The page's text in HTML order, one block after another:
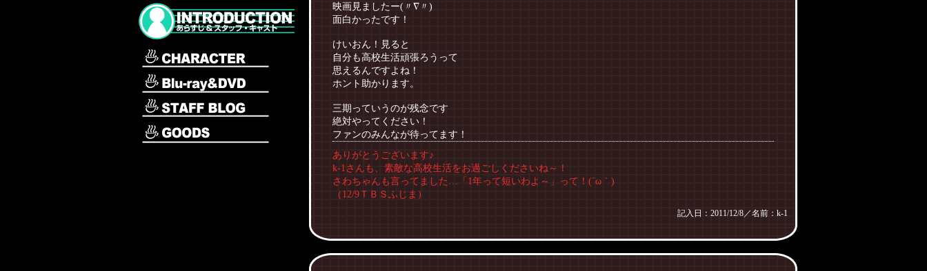
映画見ましたー(〃∇〃)
面白かったです！
けいおん！見ると
自分も高校生活頑張ろうって
思えるんですよね！
ホント助かります。
三期っていうのが残念です
絶対やってください！
ファンのみんなが待ってます！
ありがとうございます♪
k-1さんも、素敵な高校生活をお過ごしくださいね～！
さわちゃんも言ってました…「1年って短いわよ～」って！(´ω｀)
（12/9ＴＢＳふじま）
記入日：2011/12/8／名前：k-1